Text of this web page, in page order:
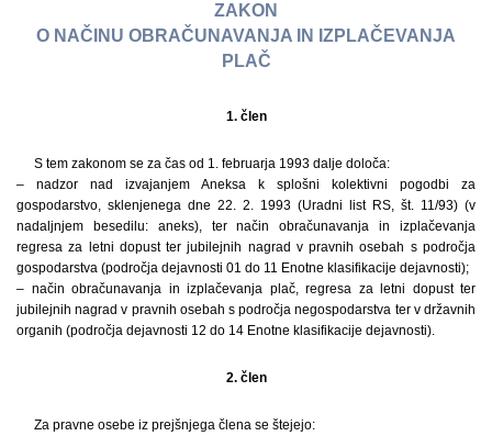
ZAKON
O NAČINU OBRAČUNAVANJA IN IZPLAČEVANJA
PLAČ
1. člen
S tem zakonom se za čas od 1. februarja 1993 dalje določa:
– nadzor nad izvajanjem Aneksa k splošni kolektivni pogodbi za
gospodarstvo, sklenjenega dne 22. 2. 1993 (Uradni list RS, št. 11/93) (v
nadaljnjem besedilu: aneks), ter način obračunavanja in izplačevanja
regresa za letni dopust ter jubilejnih nagrad v pravnih osebah s področja
gospodarstva (področja dejavnosti 01 do 11 Enotne klasifikacije dejavnosti);
– način obračunavanja in izplačevanja plač, regresa za letni dopust ter
jubilejnih nagrad v pravnih osebah s področja negospodarstva ter v državnih
organih (področja dejavnosti 12 do 14 Enotne klasifikacije dejavnosti).
2. člen
Za pravne osebe iz prejšnjega člena se štejejo: